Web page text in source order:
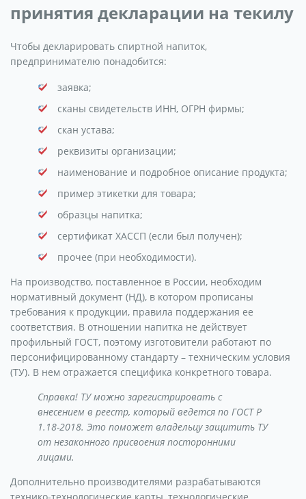
принятия декларации на текилу
Чтобы декларировать спиртной напиток,
предпринимателю понадобится:
заявка;
сканы свидетельств ИНН, ОГРН фирмы;
скан устава;
реквизиты организации;
наименование и подробное описание продукта;
пример этикетки для товара;
образцы напитка;
сертификат ХАССП (если был получен);
прочее (при необходимости).
На производство, поставленное в России, необходим
нормативный документ (НД), в котором прописаны
требования к продукции, правила поддержания ее
соответствия. В отношении напитка не действует
профильный ГОСТ, поэтому изготовители работают по
персонифицированному стандарту – техническим условия
(ТУ). В нем отражается специфика конкретного товара.
Справка! ТУ можно зарегистрировать с
внесением в реестр, который ведется по ГОСТ Р
1.18-2018. Это поможет владельцу защитить ТУ
от незаконного присвоения посторонними
лицами.
Дополнительно производителями разрабатываются
технико-технологические карты, технологические